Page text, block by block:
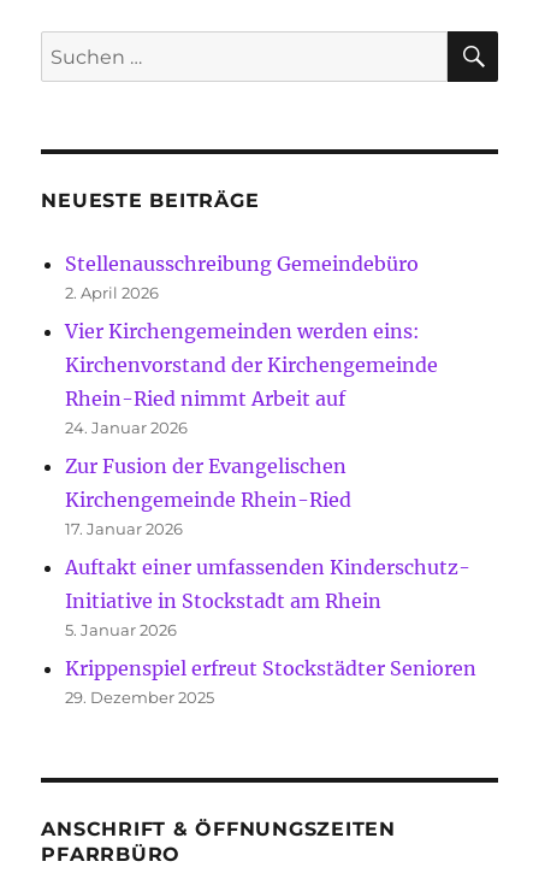
Suche
nach:
NEUESTE BEITRÄGE
Stellenausschreibung Gemeindebüro
2. April 2026
Vier Kirchengemeinden werden eins:
Kirchenvorstand der Kirchengemeinde
Rhein-Ried nimmt Arbeit auf
24. Januar 2026
Zur Fusion der Evangelischen
Kirchengemeinde Rhein-Ried
17. Januar 2026
Auftakt einer umfassenden Kinderschutz-
Initiative in Stockstadt am Rhein
5. Januar 2026
Krippenspiel erfreut Stockstädter Senioren
29. Dezember 2025
ANSCHRIFT & ÖFFNUNGSZEITEN
PFARRBÜRO